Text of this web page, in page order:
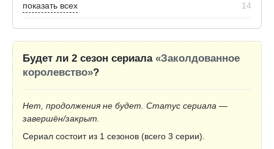
показать всех 14
Будет ли 2 сезон сериала «Заколдованное
королевство»?
Нет, продолжения не будет. Статус сериала —
завершён/закрыт.
Сериал состоит из 1 сезонов (всего 3 серии).